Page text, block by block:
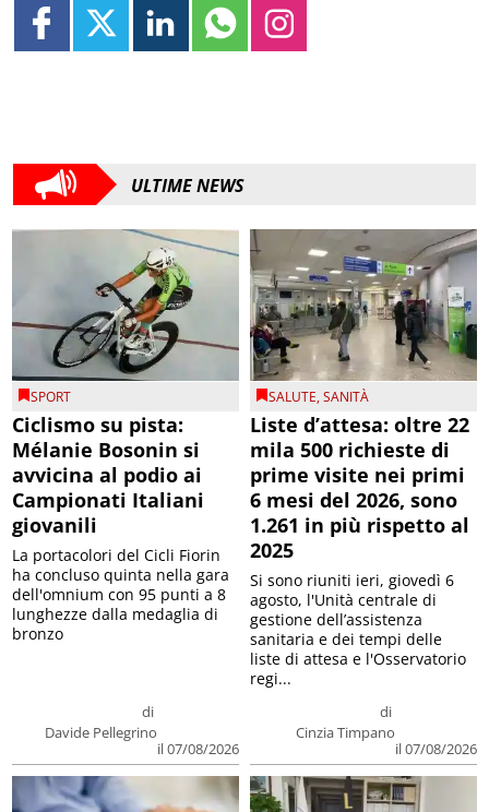
ULTIME NEWS
SPORT
Ciclismo su pista:
Mélanie Bosonin si
avvicina al podio ai
Campionati Italiani
giovanili
di
Davide Pellegrino
il 07/08/2026
La portacolori del Cicli Fiorin
ha concluso quinta nella gara
dell'omnium con 95 punti a 8
lunghezze dalla medaglia di
bronzo
SALUTE,SANITÀ
Liste d’attesa: oltre 22
mila 500 richieste di
prime visite nei primi
6 mesi del 2026, sono
1.261 in più rispetto al
2025
di
Cinzia Timpano
il 07/08/2026
Si sono riuniti ieri, giovedì 6
agosto, l'Unità centrale di
gestione dell’assistenza
sanitaria e dei tempi delle
liste di attesa e l'Osservatorio
regi...